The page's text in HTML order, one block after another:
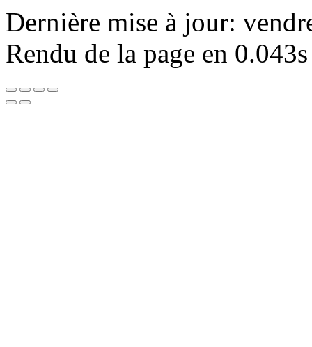
Dernière mise à jour:
Rendu de la page en 0.043s